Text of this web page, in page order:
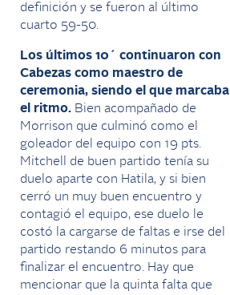
definición y se fueron al último
cuarto 59-50.
Los últimos 10´ continuaron con
Cabezas como maestro de
ceremonia, siendo el que marcaba
el ritmo. Bien acompañado de
Morrison que culminó como el
goleador del equipo con 19 pts.
Mitchell de buen partido tenía su
duelo aparte con Hatila, y si bien
cerró un muy buen encuentro y
contagió el equipo, ese duelo le
costó la cargarse de faltas e irse del
partido restando 6 minutos para
finalizar el encuentro. Hay que
mencionar que la quinta falta que